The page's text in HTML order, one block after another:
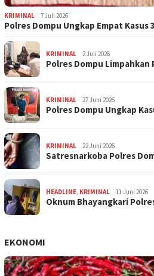
KRIMINAL 7 Juli 2026
Polres Dompu Ungkap Empat Kasus
KRIMINAL 2 Juli 2026
Polres Dompu
KRIMINAL 27 Juni 2026
Polres Dompu Ungkap
KRIMINAL 22 Juni 2026
Satresnarkoba Polres
HEADLINE, KRIMINAL 11 Juni 2026
Oknum Bhayangkari
EKONOMI